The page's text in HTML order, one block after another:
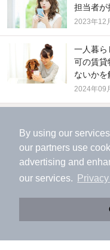
By using our
our partners use
advertising and
our services.
アプリに切り替
会員登録なしです
担当者が
2023年12
一人暮ら
可の賃貸
ないかを
2024年09
他の人はこんな条件で絞
人気のこだわり条件
バス・トイレ別
駐車場あり
新
検索中の条件の新着
お知らせします
当サイトの物件及び不動産会
報であり、ニフティライフス
ださい。本サービス内でお客